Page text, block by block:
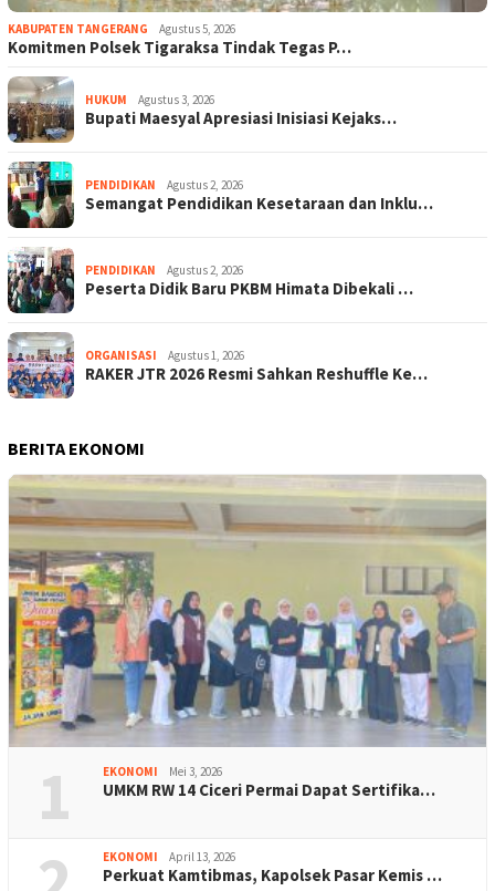
KABUPATEN TANGERANG Agustus 5, 2026
Komitmen Polsek Tigaraksa Tindak Tegas P…
HUKUM Agustus 3, 2026
Bupati Maesyal Apresiasi Inisiasi Kejaks…
PENDIDIKAN Agustus 2, 2026
Semangat Pendidikan Kesetaraan dan Inklu…
PENDIDIKAN Agustus 2, 2026
Peserta Didik Baru PKBM Himata Dibekali …
ORGANISASI Agustus 1, 2026
RAKER JTR 2026 Resmi Sahkan Reshuffle Ke…
BERITA EKONOMI
1 EKONOMI Mei 3, 2026
UMKM RW 14 Ciceri Permai Dapat Sertifika…
EKONOMI April 13, 2026
Perkuat Kamtibmas, Kapolsek Pasar Kemis …